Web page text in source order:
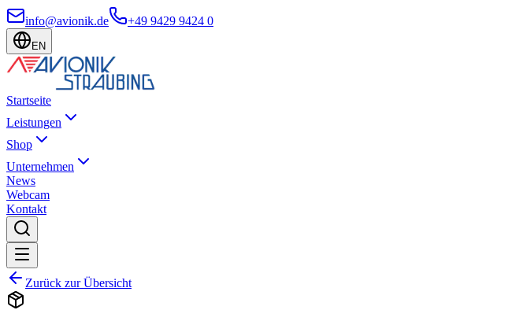
info@avionik.de +49 9429 9424 0
EN
Startseite
Leistungen
Shop
Unternehmen
News
Webcam
Kontakt
Zurück zur Übersicht